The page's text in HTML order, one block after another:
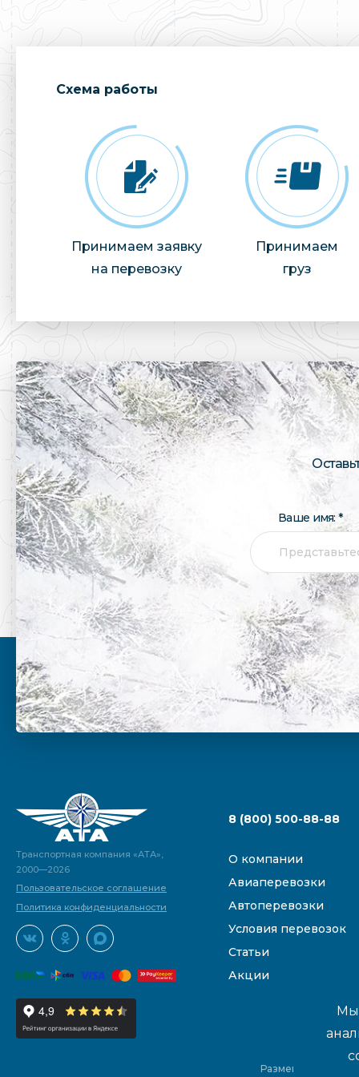
Cхема работы
Принимаем заявку
на перевозку
Принимаем
груз
Ваше имя: *
Транспортная компания «АТА»,
2000—2026
Пользовательское соглашение
Политика конфиденциальности
8 (800) 500-88-88
О компании
Авиаперевозки
Автоперевозки
Условия перевозок
Статьи
Акции
Размещенные на
Мы